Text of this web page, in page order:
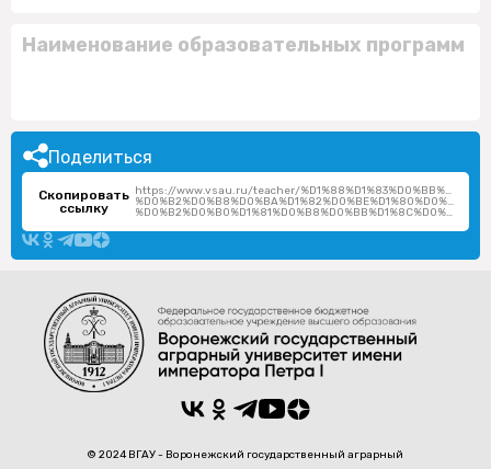
Наименование образовательных программ
Поделиться
Скопировать
ссылку
https://www.vsau.ru/teacher/
%D0%B2%D0%B0%D1%81%D0%B8%D0%BB%D1%8C%D0%B5%D0%B2%D0%BD%D0%B0/
© 2024 ВГАУ - Воронежский государственный аграрный